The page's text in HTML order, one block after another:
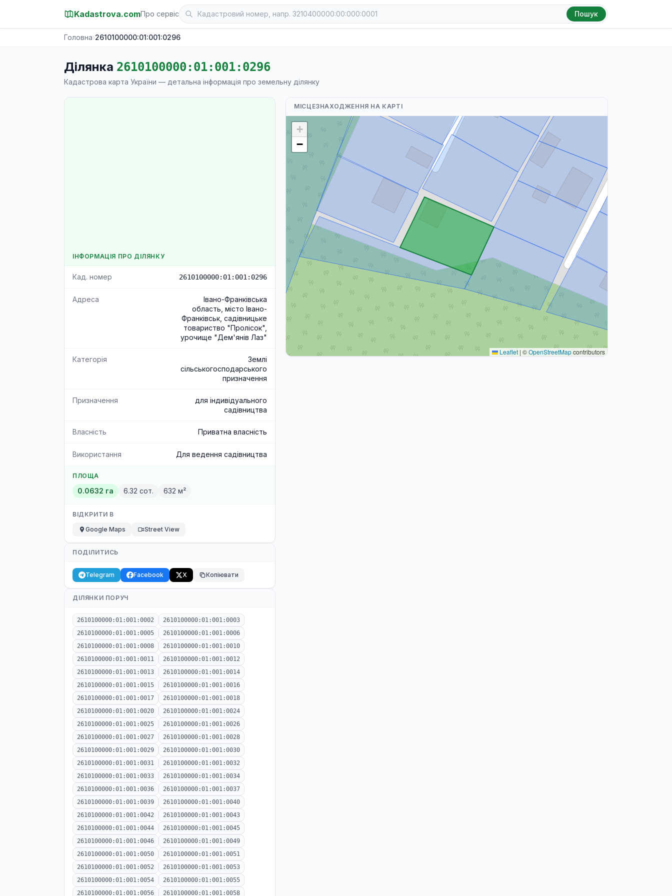
Kadastrova.comПро сервіс Пошук
Головна›2610100000:01:001:0296
Ділянка 2610100000:01:001:0296
Кадастрова карта України — детальна інформація про земельну ділянку
ІНФОРМАЦІЯ ПРО ДІЛЯНКУ
Кад. номер 2610100000:01:001:0296
Адреса
Івано-Франківська
область, місто Івано-
Франківськ, садівницьке
товариство "Пролісок",
урочище "Дем'янів Лаз"
Категорія
Землі
сільськогосподарського
призначення
Призначення
для індивідуального
садівництва
Власність Приватна власність
Використання Для ведення садівництва
ПЛОЩА
0.0632 га 6.32 сот. 632 м²
ВІДКРИТИ В
Google Maps
Street View
ПОДІЛИТИСЬ
Telegram Facebook X Копіювати
ДІЛЯНКИ ПОРУЧ
2610100000:01:001:0002
2610100000:01:001:0003
2610100000:01:001:0005
2610100000:01:001:0006
2610100000:01:001:0008
2610100000:01:001:0010
2610100000:01:001:0011
2610100000:01:001:0012
2610100000:01:001:0013
2610100000:01:001:0014
2610100000:01:001:0015
2610100000:01:001:0016
2610100000:01:001:0017
2610100000:01:001:0018
2610100000:01:001:0020
2610100000:01:001:0024
2610100000:01:001:0025
2610100000:01:001:0026
2610100000:01:001:0027
2610100000:01:001:0028
2610100000:01:001:0029
2610100000:01:001:0030
2610100000:01:001:0031
2610100000:01:001:0032
2610100000:01:001:0033
2610100000:01:001:0034
2610100000:01:001:0036
2610100000:01:001:0037
2610100000:01:001:0039
2610100000:01:001:0040
2610100000:01:001:0042
2610100000:01:001:0043
2610100000:01:001:0044
2610100000:01:001:0045
2610100000:01:001:0046
2610100000:01:001:0049
2610100000:01:001:0050
2610100000:01:001:0051
2610100000:01:001:0052
2610100000:01:001:0053
2610100000:01:001:0054
2610100000:01:001:0055
2610100000:01:001:0056
2610100000:01:001:0058
МІСЦЕЗНАХОДЖЕННЯ НА КАРТІ
+
−
Leaflet | ©OpenStreetMapcontributors